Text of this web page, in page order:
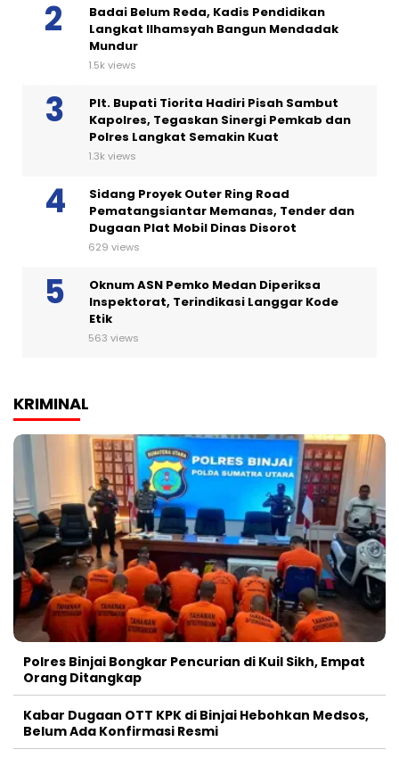
Badai Belum Reda, Kadis Pendidikan
Langkat Ilhamsyah Bangun Mendadak
Mundur
1.5k views
Plt. Bupati Tiorita Hadiri Pisah Sambut
Kapolres, Tegaskan Sinergi Pemkab dan
Polres Langkat Semakin Kuat
1.3k views
Sidang Proyek Outer Ring Road
Pematangsiantar Memanas, Tender dan
Dugaan Plat Mobil Dinas Disorot
629 views
Oknum ASN Pemko Medan Diperiksa
Inspektorat, Terindikasi Langgar Kode
Etik
563 views
KRIMINAL
Polres Binjai Bongkar Pencurian di Kuil Sikh, Empat
Orang Ditangkap
Kabar Dugaan OTT KPK di Binjai Hebohkan Medsos,
Belum Ada Konfirmasi Resmi